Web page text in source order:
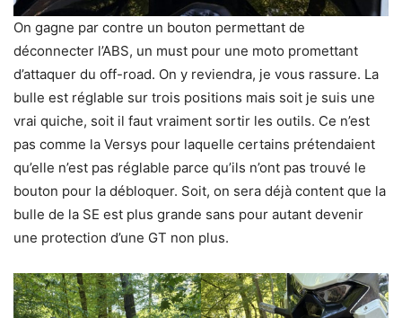
On gagne par contre un bouton permettant de
déconnecter l’ABS, un must pour une moto promettant
d’attaquer du off-road. On y reviendra, je vous rassure. La
bulle est réglable sur trois positions mais soit je suis une
vrai quiche, soit il faut vraiment sortir les outils. Ce n’est
pas comme la Versys pour laquelle certains prétendaient
qu’elle n’est pas réglable parce qu’ils n’ont pas trouvé le
bouton pour la débloquer. Soit, on sera déjà content que la
bulle de la SE est plus grande sans pour autant devenir
une protection d’une GT non plus.